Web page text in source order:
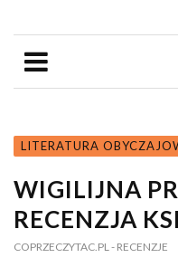
LITERATURA
WIGILIJNA
RECENZJA
COPRZECZYTAC.PL - RECENZJE